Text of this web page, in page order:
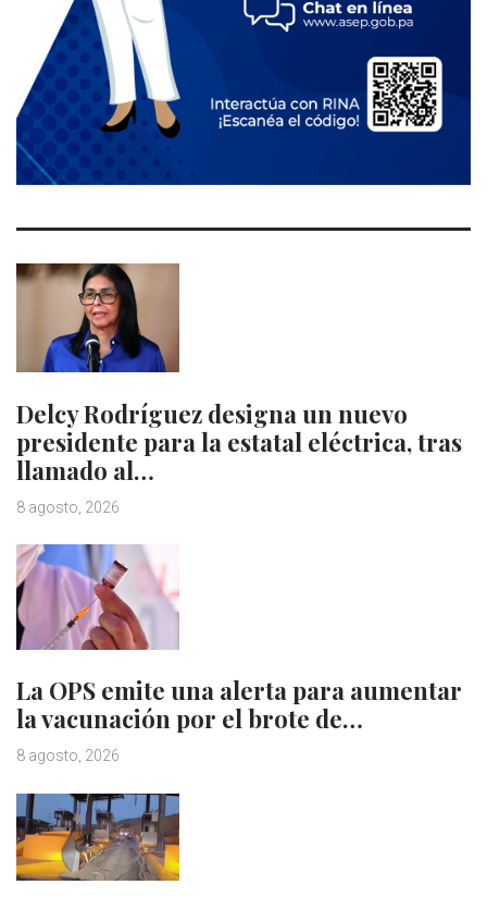
Delcy Rodríguez designa un nuevo
presidente para la estatal eléctrica, tras
llamado al…
8 agosto, 2026
La OPS emite una alerta para aumentar
la vacunación por el brote de…
8 agosto, 2026